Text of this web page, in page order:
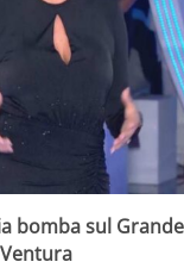
bomba sul